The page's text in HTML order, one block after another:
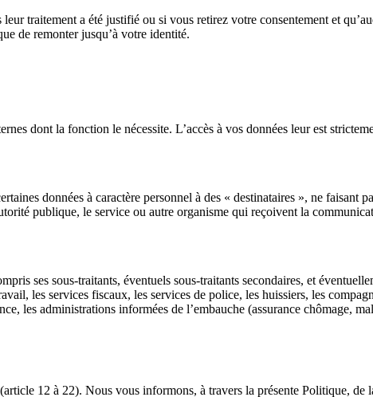
traitement a été justifié ou si vous retirez votre consentement et
de remonter jusqu’à votre identité.
dont la fonction le nécessite. L’accès à vos données leur est
données à caractère personnel à des « destinataires », ne faisant
publique, le service ou autre organisme qui reçoivent la
ses sous-traitants, éventuels sous-traitants secondaires, et
les services fiscaux, les services de police, les huissiers, les
les administrations informées de l’embauche (assurance chômage,
12 à 22). Nous vous informons, à travers la présente Politique, de